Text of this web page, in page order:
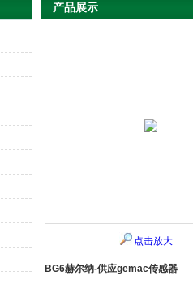
产品展示
点击放大
BG6赫尔纳-供应gemac传感器